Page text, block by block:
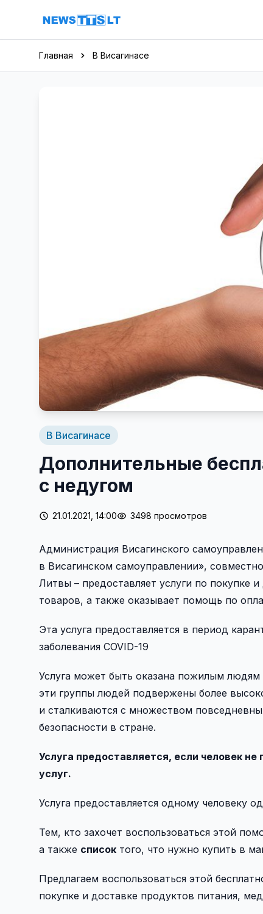
Перейти к содержимому
Главная В Висагинасе
В Висагинасе
Дополнительные
с недугом
21.01.2021, 14:00 3498 просмотров
Администрация Висагинского
в Висагинском самоуправлении»,
Литвы – предоставляет услуги по покупке
товаров, а также оказывает помощь по
Эта услуга предоставляется в период
заболевания COVID-19
Услуга может быть оказана пожилым
эти группы людей подвержены более
и сталкиваются с множеством
безопасности в стране.
Услуга предоставляется, если человек
услуг.
Услуга предоставляется одному человеку
Тем, кто захочет воспользоваться этой
а также список того, что нужно купить в
Предлагаем воспользоваться этой
покупке и доставке продуктов питания,